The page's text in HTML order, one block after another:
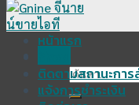
ค้นหา:
หน้าแรก
ติดตามสถานะกา
แจ้งการชำระเงิน